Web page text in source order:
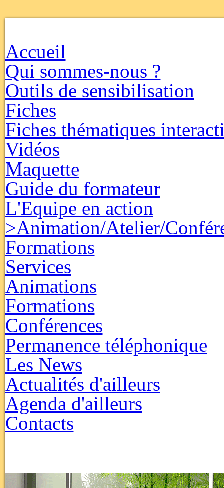
Accueil
Qui sommes-nous ?
Outils de sensibilisation
Fiches
Fiches thématiques
Vidéos
Maquette
Guide du formateur
L'Equipe en action
>Animation/Atelier/
Formations
Services
Animations
Formations
Conférences
Permanence téléphonique
Les News
Actualités d'ailleurs
Agenda d'ailleurs
Contacts